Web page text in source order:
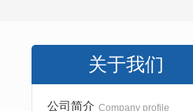
关于我们
公司简介 Company profile